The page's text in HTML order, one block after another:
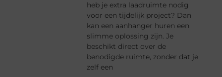
heb je extra laadruimte nodig
voor een tijdelijk project? Dan
kan een aanhanger huren een
slimme oplossing zijn. Je
beschikt direct over de
benodigde ruimte, zonder dat je
zelf een